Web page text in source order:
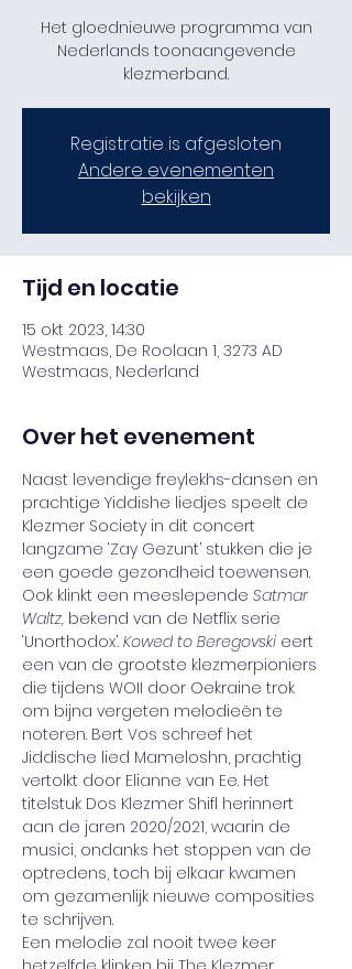
Het gloednieuwe programma van
Nederlands toonaangevende
klezmerband.
Registratie is afgesloten
Andere evenementen
bekijken
Tijd en locatie
15 okt 2023, 14:30
Westmaas, De Roolaan 1, 3273 AD
Westmaas, Nederland
Over het evenement
Naast levendige freylekhs-dansen en
prachtige Yiddishe liedjes speelt de
Klezmer Society in dit concert
langzame ‘Zay Gezunt’ stukken die je
een goede gezondheid toewensen.
Ook klinkt een meeslepende Satmar
Waltz, bekend van de Netflix serie
‘Unorthodox’. Kowed to Beregovski eert
een van de grootste klezmerpioniers
die tijdens WOII door Oekraine trok
om bijna vergeten melodieën te
noteren. Bert Vos schreef het
Jiddische lied Mameloshn, prachtig
vertolkt door Elianne van Ee. Het
titelstuk Dos Klezmer Shifl herinnert
aan de jaren 2020/2021, waarin de
musici, ondanks het stoppen van de
optredens, toch bij elkaar kwamen
om gezamenlijk nieuwe composities
te schrijven.
Een melodie zal nooit twee keer